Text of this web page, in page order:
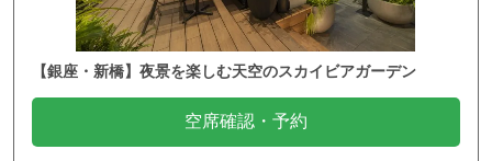
【銀座・新橋】夜景を楽しむ天空のスカイビアガーデン
空席確認・予約